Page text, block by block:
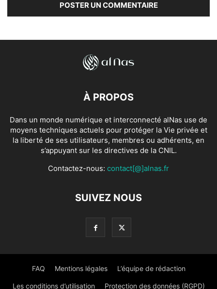
À PROPOS
Dans un monde numérique et interconnecté alNas use de
moyens techniques actuels pour protéger la Vie privée et
la liberté de ses utilisateurs, membres ou adhérents, en
s’appuyant sur les directives de la CNIL.
Contactez-nous: contact[@]alnas.fr
SUIVEZ NOUS
FAQ Mentions légales L’équipe de rédaction
Les conditions d’utilisation Protection des données (RGPD)